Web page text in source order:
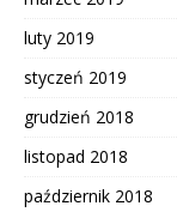
luty 2019
styczeń 2019
grudzień 2018
listopad 2018
październik 2018